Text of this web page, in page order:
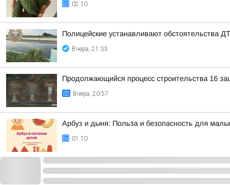
02:10
Полицейские устанавливают обстоятельства
Вчера, 21:33
Продолжающийся процесс строительства 16
Вчера, 20:57
Арбуз и дыня: Польза и безопасность для
01:10